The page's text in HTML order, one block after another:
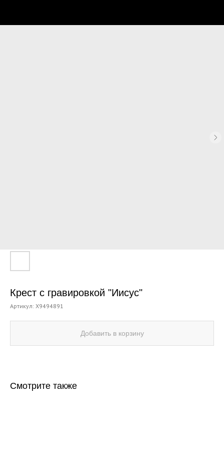
Крест с гравировкой "Иисус"
Артикул: X9494891
Добавить в корзину
Смотрите также